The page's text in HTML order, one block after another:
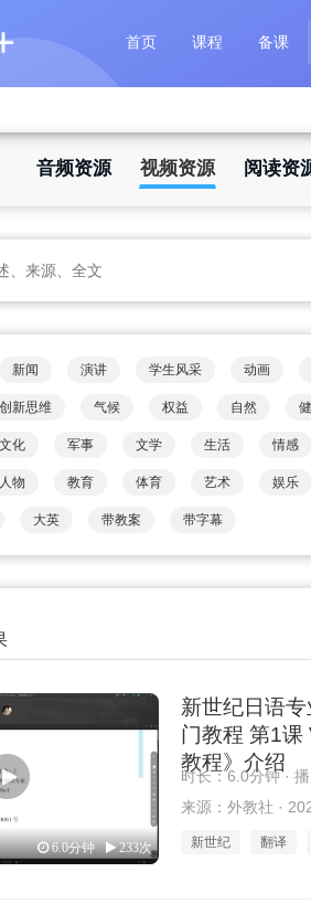
首页 课程 备课
音频资源 视频资源 阅读资
新闻 演讲 学生风采 动画
创新思维 气候 权益 自然
文化 军事 文学 生活 情感
人物 教育 体育 艺术 娱乐
大英 带教案 带字幕
6.0分钟 233次
新世纪日语
门教程 第1
教程》介绍
时长：6.0分钟 ·
来源：外教社 ·
新世纪 翻译